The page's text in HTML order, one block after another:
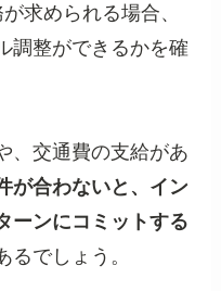
求められる場合、
調整ができるかを確
、交通費の支給があ
が合わないと、イン
ーンにコミットする
るでしょう。